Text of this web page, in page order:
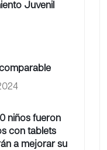
Juvenil
niños fueron
con tablets
a mejorar su